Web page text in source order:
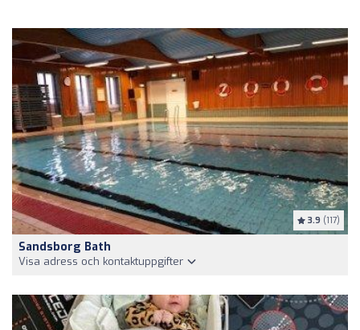
3.9 (117)
Sandsborg Bath
Visa adress och kontaktuppgifter